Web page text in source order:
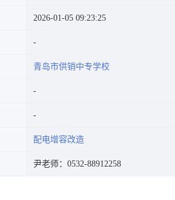
2026-01-05 09:23:25
青岛市供销中专学校
配电增容改造
尹老师：0532-88912258